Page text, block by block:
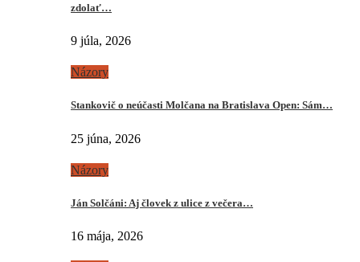
zdolať…
9 júla, 2026
Názory
Stankovič o neúčasti Molčana na Bratislava Open: Sám…
25 júna, 2026
Názory
Ján Solčáni: Aj človek z ulice z večera…
16 mája, 2026